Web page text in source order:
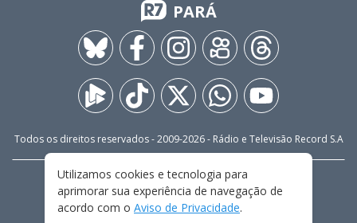
PARÁ
Todos os direitos reservados - 2009-2026- Rádio e Televisão Record S.A
FALE CONOSCO
PRIVACIDADE
TERMOS E CONDIÇÕES DE USO
Utilizamos cookies e tecnologia para
aprimorar sua experiência de navegação de
acordo com o Aviso de Privacidade.